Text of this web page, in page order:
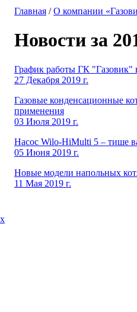
Главная /О компании
Новости за
График работы ГК "Газовик"
27 Декабря 2019 г.
Газовые конденсационные
применения
03 Июля 2019 г.
Насос Wilo-HiMulti 5 – тише
05 Июня 2019 г.
Новые модели напольных
11 Мая 2019 г.